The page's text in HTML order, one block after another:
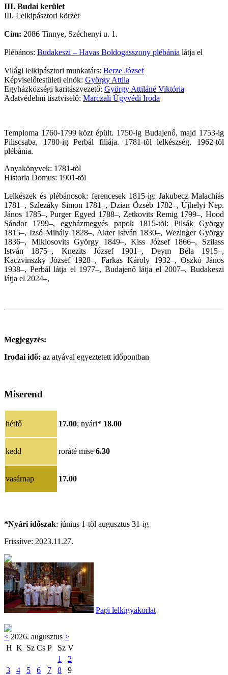
III. Budai kerület
III. Lelkipásztori körzet
Cím: 2086 Tinnye, Széchenyi u. 1.
Plébános: Budakeszi – Havas Boldogasszony plébánia látja el
Világi lelkipásztori munkatárs: Berze József
Képviselőtestületi elnök: György Attila
Egyházközségi karitászvezető: György Attiláné Viktória
Adatvédelmi tisztviselő: Marczali Ügyvédi Iroda
Temploma 1760-1799 közt épült. 1750-ig Budajenő, majd 1753-ig
Piliscsaba, 1780-ig Perbál filiája. 1781-tõl lelkészség, 1962-tõl
plébánia.
Anyakönyvek: 1781-tõl
Historia Domus: 1901-tõl
Lelkészek és plébánosok: ferencesek 1815-ig: Jakubecz Malachiás
1781–, Szlezáky Simon 1781–, Dzian Özséb 1782–, Újhelyi Nep.
János 1785–, Purger Egyed 1788–, Zetkovits Remig 1799–, Hood
Sándor 1799–, egyházmegyés papok 1815-tõl: Pilsák György
1815–, Izsó Mihály 1828–, Akter István 1830–, Wezinger György
1836–, Miklosovits György 1849–, Kiss József 1866–, Szilass
István 1875–, Knezits József 1901–, Deym Béla 1915–,
Kaczvinszky József 1928–, Farkas Károly 1932–, Oszkó János
1938–, Perbál látja el 1977–, Budajenő látja el 2007–, Budakeszi
látja el 2024–,
Megjegyzés:
Irodai idő: az atyával egyeztetett időpontban
Miserend
hétfő 17.00; nyári* 18.00
kedd roráté mise 6.30
vasárnap 17.00
*Nyári időszak: június 1-től augusztus 31-ig
Frissítve: 2023.11.27.
Papi lelkigyakorlat
< 2026. augusztus >
H K Sz Cs P Sz V
1
2
3
4 5 6 7 8
9